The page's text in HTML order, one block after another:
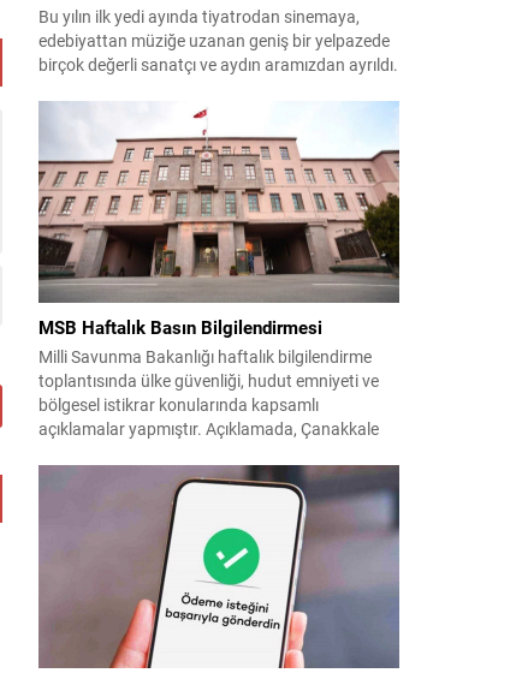
Bu yılın ilk yedi ayında tiyatrodan sinemaya,
edebiyattan müziğe uzanan geniş bir yelpazede
birçok değerli sanatçı ve aydın aramızdan ayrıldı.
kültür ve sanat camiasında derin üzüntü yarattı.
Kaybettiklerimizin anısına, yaşamları boyunca
üretip bıraktıkları eserler ve katkılar yeniden
hatırlanıyor; sanat dünyasının hafızasında
kalıcı...
MSB Haftalık Basın Bilgilendirmesi
Milli Savunma Bakanlığı haftalık bilgilendirme
toplantısında ülke güvenliği, hudut emniyeti ve
bölgesel istikrar konularında kapsamlı
açıklamalar yapmıştır. Açıklamada, Çanakkale
ve 1974 harekâtlarına dair şehit ve gaziler
anmaları vurgulanmış; kahraman şehitlerimize
rahmet ve minnet dileği tekrarlanmıştır. Türk
Silahlı Kuvvetleri’nin terörle mücadeledeki
kararlılığı ve hudut güvenliğinde...